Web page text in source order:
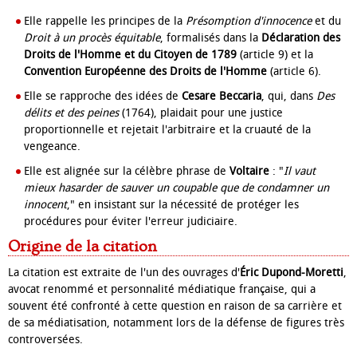
Elle rappelle les principes de la Présomption d'innocenceet du
Droit à un procès équitable, formalisés dans la Déclaration des
Droits de l'Homme et du Citoyen de 1789 (article 9) et la
Convention Européenne des Droits de l'Homme (article 6).
Elle se rapproche des idées de Cesare Beccaria, qui, dans Des
délits et des peines(1764), plaidait pour une justice
proportionnelle et rejetait l'arbitraire et la cruauté de la
vengeance.
Elle est alignée sur la célèbre phrase de Voltaire : "Il vaut
mieux hasarder de sauver un coupable que de condamner un
innocent," en insistant sur la nécessité de protéger les
procédures pour éviter l'erreur judiciaire.
Origine de la citation
La citation est extraite de l'un des ouvrages d'Éric Dupond-Moretti,
avocat renommé et personnalité médiatique française, qui a
souvent été confronté à cette question en raison de sa carrière et
de sa médiatisation, notamment lors de la défense de figures très
controversées.